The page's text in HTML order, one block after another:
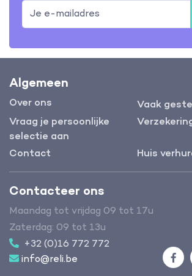
Algemeen
Over ons
Vaak
Vraag je persoonlijke
selectie aan
Contact Huis
Contacteer ons
Maandag tot vrijdag 09 tot 17u
Zaterdag: 09 tot 13u
+32 (0)16 772 772
info@reli.be